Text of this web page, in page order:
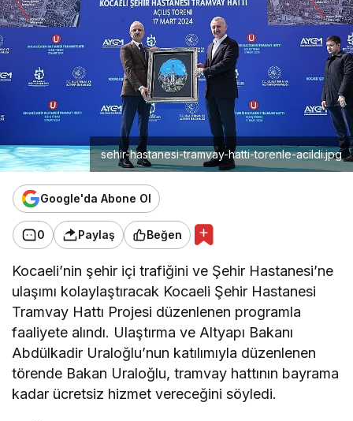
sehir-hastanesi-tramvay-hatti-torenle-acildi.jpg
Google'da Abone Ol
0 Paylaş Beğen
Kocaeli’nin şehir içi trafiğini ve Şehir Hastanesi’ne
ulaşımı kolaylaştıracak Kocaeli Şehir Hastanesi
Tramvay Hattı Projesi düzenlenen programla
faaliyete alındı. Ulaştırma ve Altyapı Bakanı
Abdülkadir Uraloğlu’nun katılımıyla düzenlenen
törende Bakan Uraloğlu, tramvay hattının bayrama
kadar ücretsiz hizmet vereceğini söyledi.